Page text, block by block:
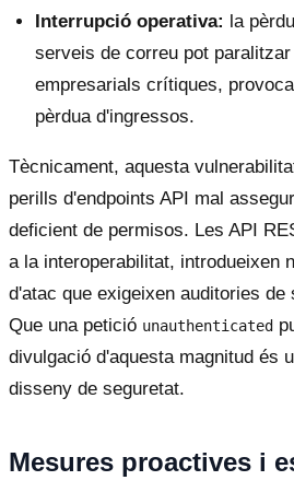
Interrupció operativa: la
serveis de correu pot
empresarials crítiques,
pèrdua d'ingressos.
Tècnicament, aquesta
perills d'endpoints API mal
deficient de permisos. Les API
a la interoperabilitat, introdueixen
d'atac que exigeixen auditories de
Que una petició unauthenticated
divulgació d'aquesta magnitud és
disseny de seguretat.
Mesures proactives i